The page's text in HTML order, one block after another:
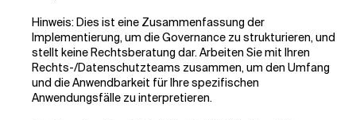
Hinweis: Dies ist eine Zusammenfassung der
Implementierung, um die Governance zu strukturieren, und
stellt keine Rechtsberatung dar. Arbeiten Sie mit Ihren
Rechts-/Datenschutzteams zusammen, um den Umfang
und die Anwendbarkeit für Ihre spezifischen
Anwendungsfälle zu interpretieren.